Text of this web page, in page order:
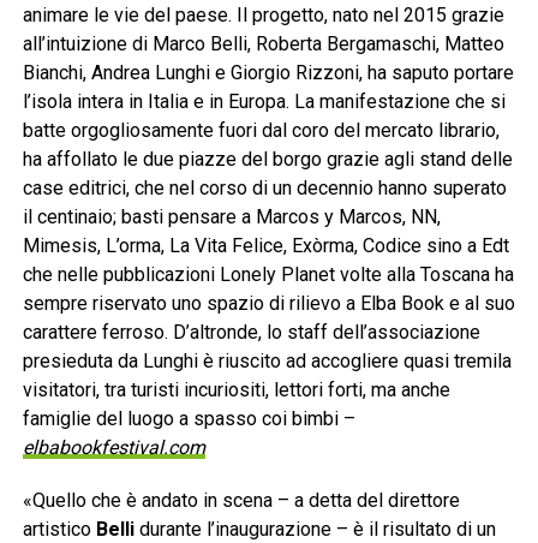
animare le vie del paese. Il progetto, nato nel 2015 grazie
all’intuizione di Marco Belli, Roberta Bergamaschi, Matteo
Bianchi, Andrea Lunghi e Giorgio Rizzoni, ha saputo portare
l’isola intera in Italia e in Europa. La manifestazione che si
batte orgogliosamente fuori dal coro del mercato librario,
ha affollato le due piazze del borgo grazie agli stand delle
case editrici, che nel corso di un decennio hanno superato
il centinaio; basti pensare a Marcos y Marcos, NN,
Mimesis, L’orma, La Vita Felice, Exòrma, Codice sino a Edt
che nelle pubblicazioni Lonely Planet volte alla Toscana ha
sempre riservato uno spazio di rilievo a Elba Book e al suo
carattere ferroso. D’altronde, lo staff dell’associazione
presieduta da Lunghi è riuscito ad accogliere quasi tremila
visitatori, tra turisti incuriositi, lettori forti, ma anche
famiglie del luogo a spasso coi bimbi –
elbabookfestival.com
«Quello che è andato in scena – a detta del direttore
artistico Bellidurante l’inaugurazione – è il risultato di un